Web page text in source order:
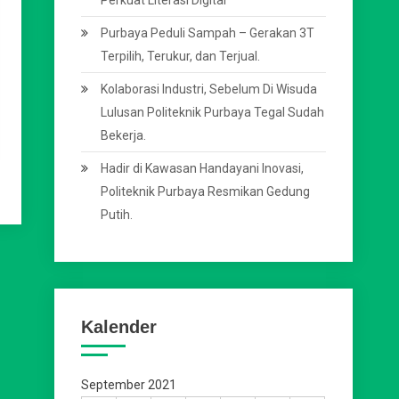
Purbaya Peduli Sampah – Gerakan 3T
Terpilih, Terukur, dan Terjual.
Kolaborasi Industri, Sebelum Di Wisuda
Lulusan Politeknik Purbaya Tegal Sudah
Bekerja.
Hadir di Kawasan Handayani Inovasi,
Politeknik Purbaya Resmikan Gedung
Putih.
Kalender
September 2021